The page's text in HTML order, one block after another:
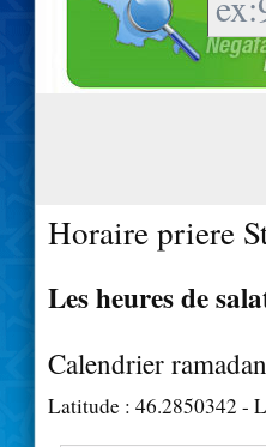
Horaire priere
Les heures de
Calendrier
Latitude : 46.2850342 -